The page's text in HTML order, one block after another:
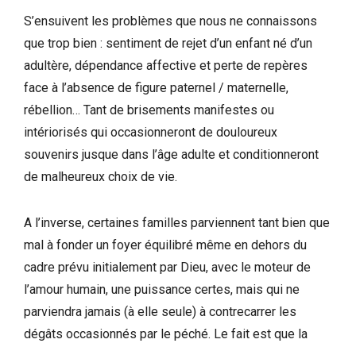
S’ensuivent les problèmes que nous ne connaissons
que trop bien : sentiment de rejet d’un enfant né d’un
adultère, dépendance affective et perte de repères
face à l’absence de figure paternel / maternelle,
rébellion… Tant de brisements manifestes ou
intériorisés qui occasionneront de douloureux
souvenirs jusque dans l’âge adulte et conditionneront
de malheureux choix de vie.
A l’inverse, certaines familles parviennent tant bien que
mal à fonder un foyer équilibré même en dehors du
cadre prévu initialement par Dieu, avec le moteur de
l’amour humain, une puissance certes, mais qui ne
parviendra jamais (à elle seule) à contrecarrer les
dégâts occasionnés par le péché. Le fait est que la